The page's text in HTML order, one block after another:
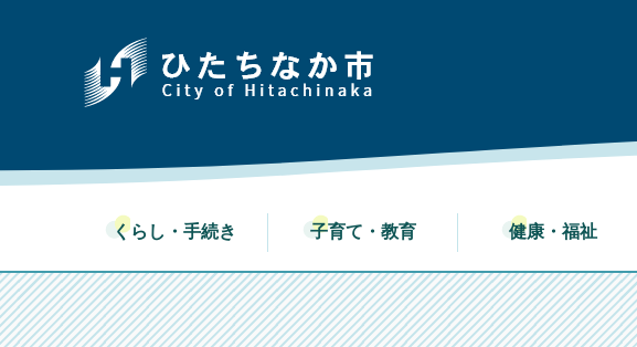
くらし・手続き 子育て・教育 健康・福祉